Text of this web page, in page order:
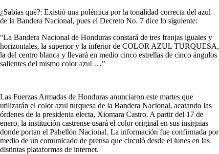
¿Sabías qué?: Existió una polémica por la tonalidad correcta del azul
de la Bandera Nacional, pues el Decreto No. 7 dice lo siguiente:
“La Bandera Nacional de Honduras constará de tres franjas iguales y
horizontales, la superior y la inferior de COLOR AZUL TURQUESA,
la del centro blanca y llevará en medio cinco estrellas de cinco ángulos
salientes del mismo color azul …”
Las Fuerzas Armadas de Honduras anunciaron este martes que
utilizarán el color azul turquesa de la Bandera Nacional, acatando las
órdenes de la presidenta electa, Xiomara Castro. A partir del 17 de
enero, la institución castrense usará el color original en sus insignias
donde portan el Pabellón Nacional. La información fue confirmada por
medio de un comunicado de prensa que circuló desde el lunes en las
distintas plataformas de internet.